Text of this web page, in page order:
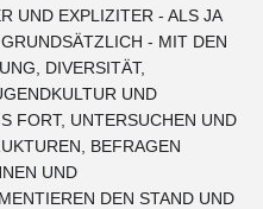
UND EXPLIZITER - ALS JA
- MIT DEN
DIVERSITÄT,
UND
FORT, UNTERSUCHEN UND
BEFRAGEN
UND
DEN STAND UND